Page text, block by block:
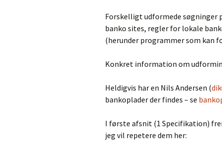
Forskelligt udformede søgninger
banko sites, regler for lokale
(herunder programmer som kan
Konkret information om
Heldigvis har en Nils Andersen (
bankoplader der findes – se
I første afsnit (1 Specifikation)
jeg vil repetere dem her: